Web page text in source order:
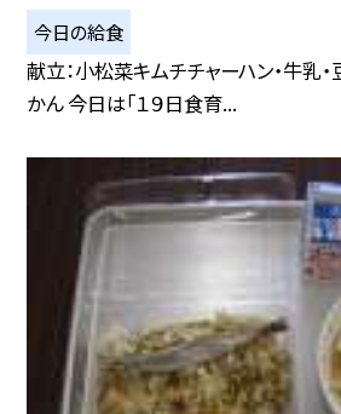
今日の給食
献立：小松菜キムチチャーハン・牛乳
かん 今日は「１９日食育...